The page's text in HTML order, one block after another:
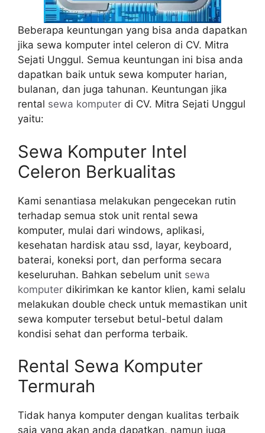
Beberapa keuntungan yang bisa anda dapatkan
jika sewa komputer intel celeron di CV. Mitra
Sejati Unggul. Semua keuntungan ini bisa anda
dapatkan baik untuk sewa komputer harian,
bulanan, dan juga tahunan. Keuntungan jika
rental sewa komputer di CV. Mitra Sejati Unggul
yaitu:
Sewa Komputer Intel
Celeron Berkualitas
Kami senantiasa melakukan pengecekan rutin
terhadap semua stok unit rental sewa
komputer, mulai dari windows, aplikasi,
kesehatan hardisk atau ssd, layar, keyboard,
baterai, koneksi port, dan performa secara
keseluruhan. Bahkan sebelum unit sewa
komputer dikirimkan ke kantor klien, kami selalu
melakukan double check untuk memastikan unit
sewa komputer tersebut betul-betul dalam
kondisi sehat dan performa terbaik.
Rental Sewa Komputer
Termurah
Tidak hanya komputer dengan kualitas terbaik
saja yang akan anda dapatkan, namun juga